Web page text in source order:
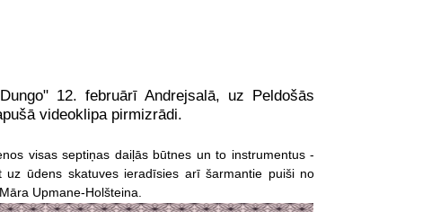
12. februārī Andrejsalā, uz Peldošās
videoklipa pirmizrādi.
visas septiņas daiļās būtnes un to instrumentus -
ūdens skatuves ieradīsies arī šarmantie puiši no
Upmane-Holšteina.